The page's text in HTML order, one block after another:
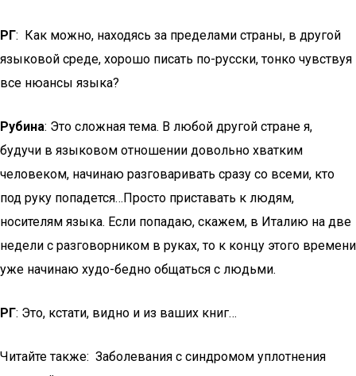
РГ: Как можно, находясь за пределами страны, в другой
языковой среде, хорошо писать по-русски, тонко чувствуя
все нюансы языка?
Рубина: Это сложная тема. В любой другой стране я,
будучи в языковом отношении довольно хватким
человеком, начинаю разговаривать сразу со всеми, кто
под руку попадется…Просто приставать к людям,
носителям языка. Если попадаю, скажем, в Италию на две
недели с разговорником в руках, то к концу этого времени
уже начинаю худо-бедно общаться с людьми.
РГ: Это, кстати, видно и из ваших книг…
Читайте также: Заболевания с синдромом уплотнения